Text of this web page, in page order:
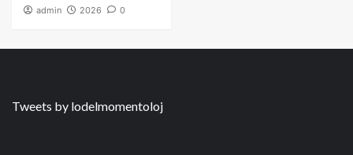
admin 2026 0
Tweets by lodelmomentoloj